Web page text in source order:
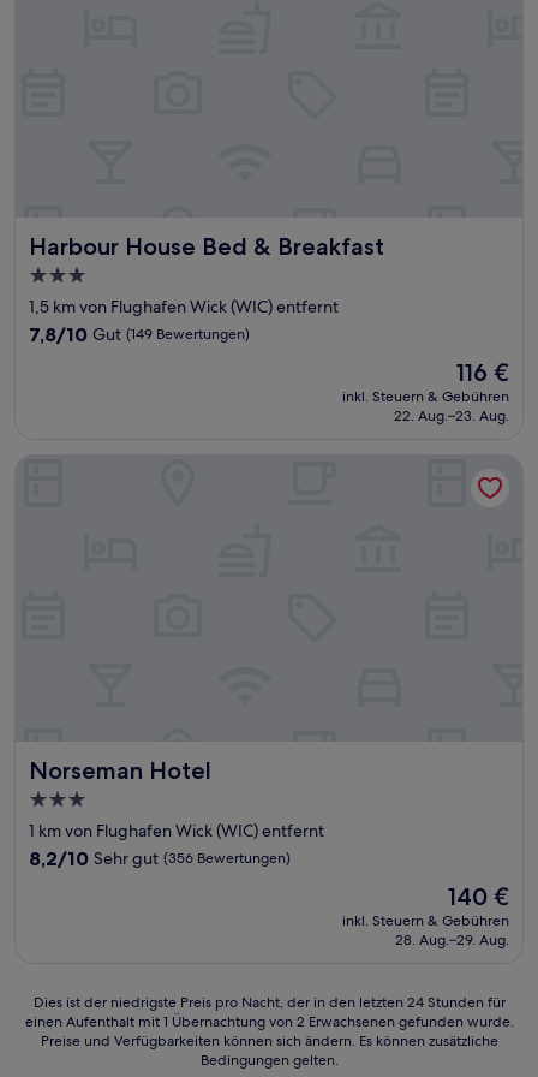
Harbour House Bed & Breakfast
Harbour House Bed & Breakfast
3.0-
Sterne-
Unterkunft
1,5 km von Flughafen Wick (WIC) entfernt
7.8
7,8/10 Gut (149 Bewertungen)
Der
Preis
beträgt
116 €
inkl. Steuern & Gebühren
22. Aug.–23. Aug.
Norseman Hotel
Norseman Hotel
3.0-
Sterne-
Unterkunft
1 km von Flughafen Wick (WIC) entfernt
8.2
8,2/10 Sehr gut (356 Bewertungen)
Der
Preis
beträgt
140 €
inkl. Steuern & Gebühren
28. Aug.–29. Aug.
Dies
ist
Dies ist der niedrigste Preis pro Nacht, der in den letzten 24 Stunden für
einen Aufenthalt mit 1 Übernachtung von 2 Erwachsenen gefunden wurde.
Preise und Verfügbarkeiten können sich ändern. Es können zusätzliche
Bedingungen gelten.